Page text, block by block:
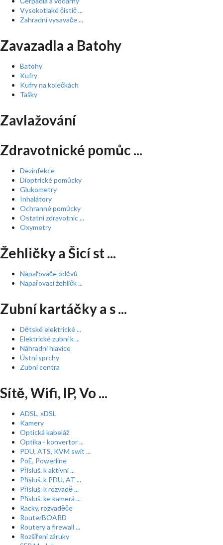
Vysokotlaké čistič ...
Zahradní vysavače ...
Zavazadla a Batohy
Batohy
Kufry
Kufry na kolečkách
Tašky
Zavlažování
Zdravotnické pomůc ...
Dezinfekce
Dioptrické pomůcky
Glukometry
Inhalátory
Ochranné pomůcky
Ostatní zdravotnic ...
Oxymetry
Žehličky a Šicí st ...
Napařovače oděvů
Napařovací žehličk ...
Zubní kartáčky a s ...
Dětské elektrické ...
Elektrické zubní k ...
Náhradní hlavice
Ústní sprchy
Zubní centra
Sítě, Wifi, IP, Vo ...
ADSL, xDSL
Kamery
Optická kabeláž
Optika - konvertor ...
PDU, ATS, KVM swit ...
PoE, Powerline
Přísluš. k aktivní ...
Přísluš. k PDU, AT ...
Přísluš. k rozvadě ...
Přísluš. ke kamerá ...
Racky, rozvaděče
RouterBOARD
Routery a firewall ...
Rozšíření záruky